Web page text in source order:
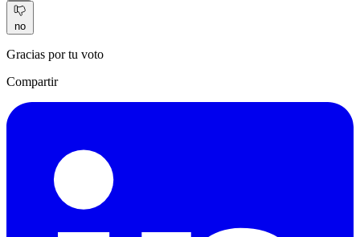
no
Gracias por tu voto
Compartir